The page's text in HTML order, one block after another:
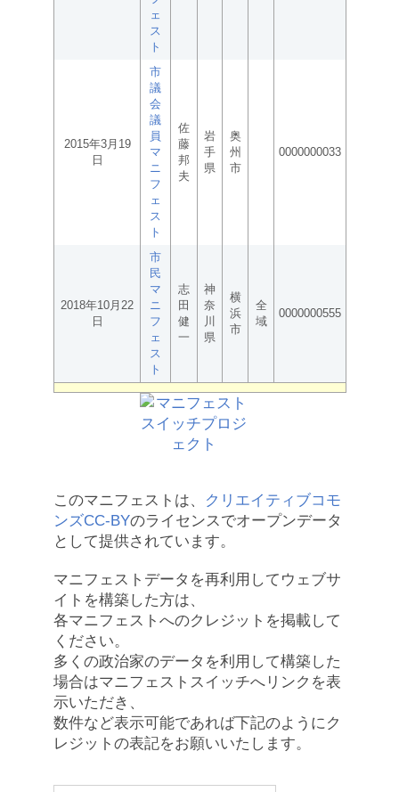
ェ
ス
ト
2015年3月19
日
市
議
会
議
員
マ
ニ
フ
ェ
ス
ト
佐
藤
邦
夫
岩
手
県
奥
州
市
0000000033
2018年10月22
日
市
民
マ
ニ
フ
ェ
ス
ト
志
田
健
一
神
奈
川
県
横
浜
市
全
域
0000000555
このマニフェストは、
クリエイティブコモ
ンズCC-BYのライセンスでオープンデータ
として提供されています。
マニフェストデータを再利用してウェブサ
イトを構築した方は、
各マニフェストへのクレジットを掲載して
ください。
多くの政治家のデータを利用して構築した
場合はマニフェストスイッチへリンクを表
示いただき、
数件など表示可能であれば下記のようにク
レジットの表記をお願いいたします。